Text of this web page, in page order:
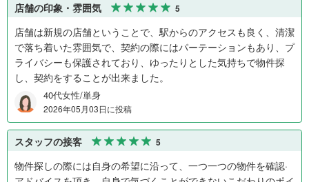
店舗の印象・雰囲気 5
店舗は新規の店舗ということで、駅からのアクセスも良く、清潔
で落ち着いた雰囲気で、契約の際にはパーテーションもあり、プ
ライバシーも保護されており、ゆったりとした気持ちで物件探
し、契約をすることが出来ました。
40代女性/単身
2026年05月03日に投稿
スタッフの接客 5
物件探しの際には自身の希望に沿って、一つ一つの物件を確認·